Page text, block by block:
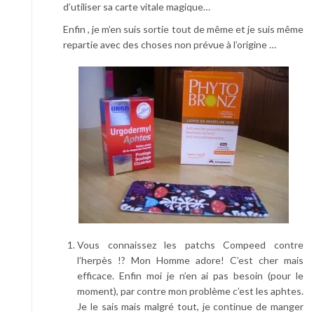
d’utiliser sa carte vitale magique…
Enfin , je m’en suis sortie tout de même et je suis même
repartie avec des choses non prévue à l’origine …
Vous connaissez les patchs Compeed contre
l’herpès !? Mon Homme adore! C’est cher mais
efficace. Enfin moi je n’en ai pas besoin (pour le
moment), par contre mon problème c’est les aphtes.
Je le sais mais malgré tout, je continue de manger